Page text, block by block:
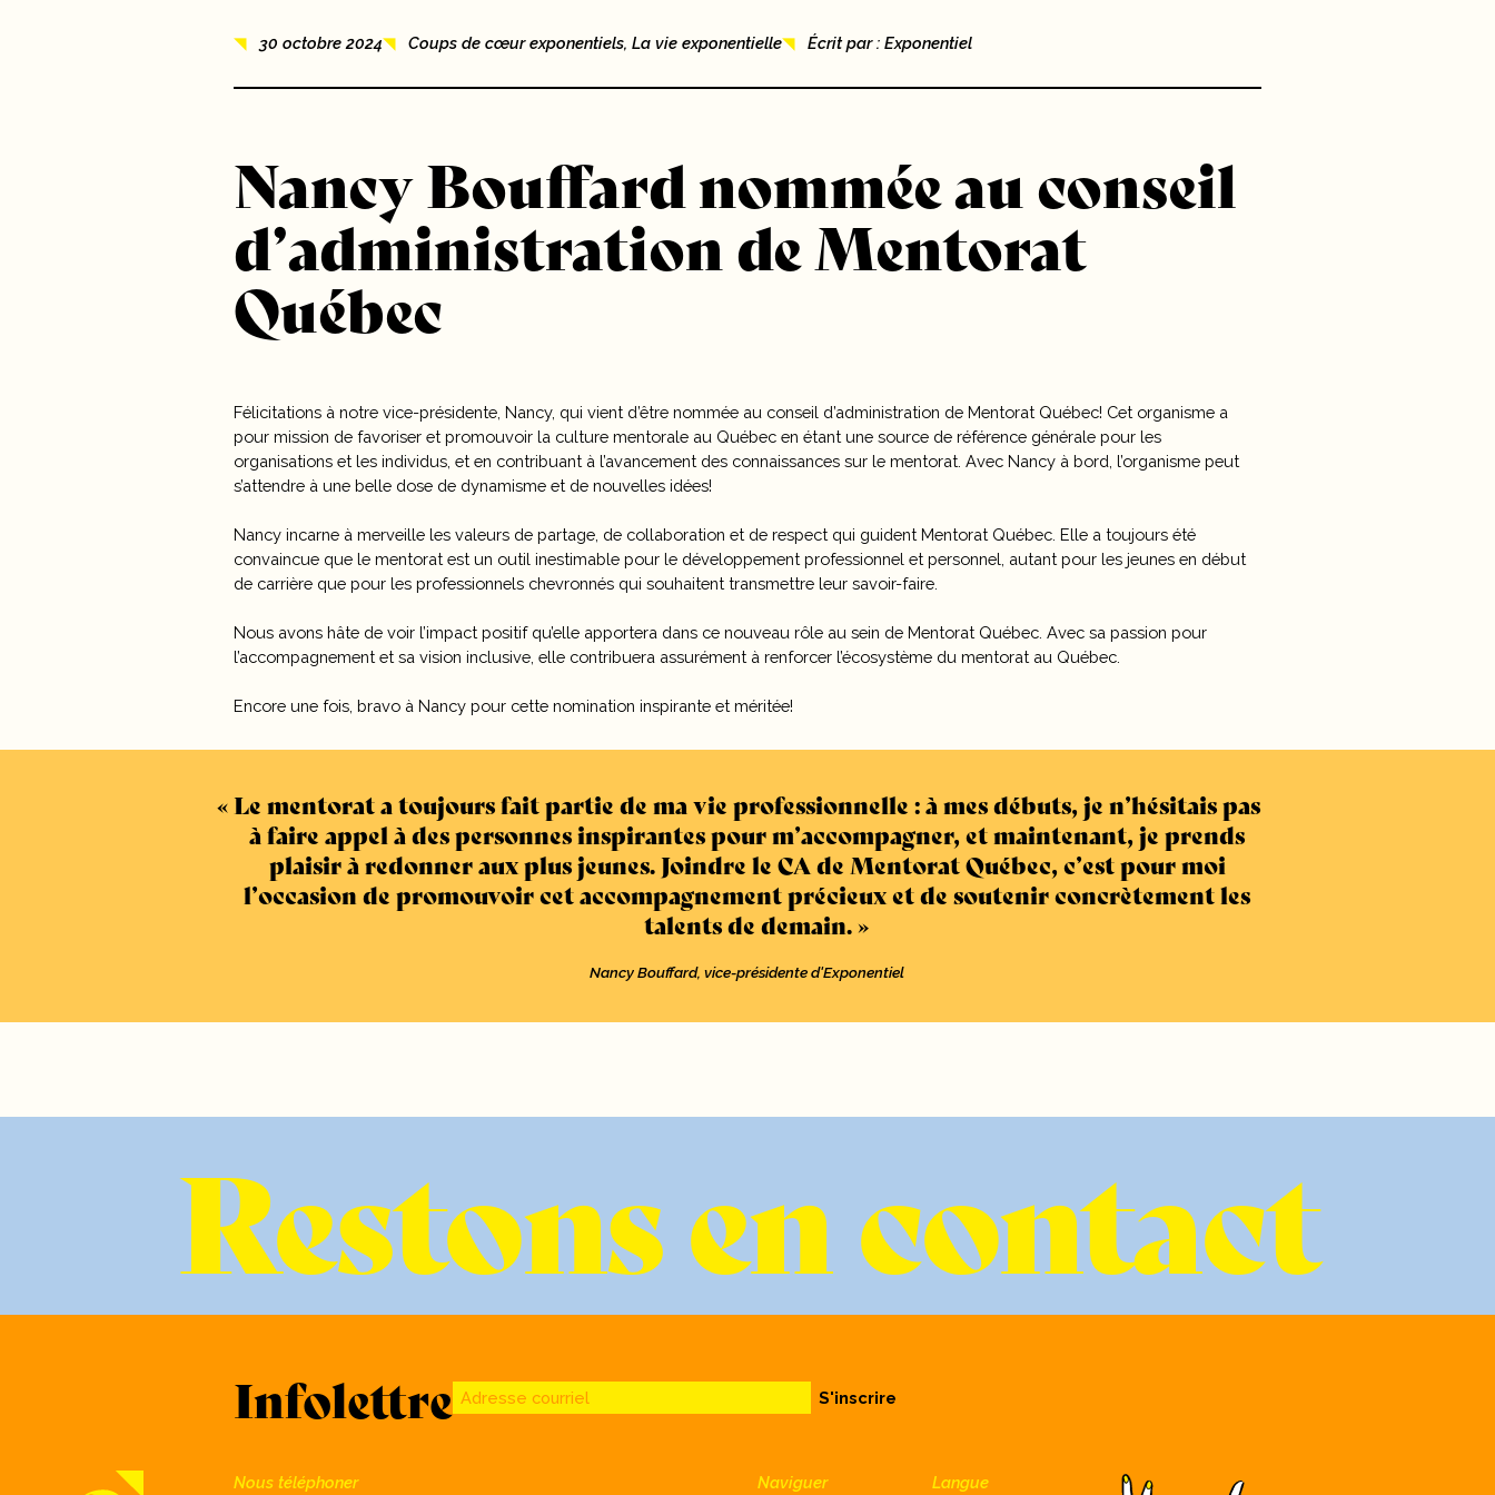
Nouvelles
10 ans
Carrières
Contact
30 octobre 2024 Coups de cœur exponentiels, La vie exponentielle Écrit par : Exponentiel
Nancy Bouffard nommée au conseil
d’administration de Mentorat
Québec
Félicitations à notre vice-présidente, Nancy, qui vient d’être nommée au conseil d’administration de Mentorat Québec! Cet organisme a
pour mission de favoriser et promouvoir la culture mentorale au Québec en étant une source de référence générale pour les
organisations et les individus, et en contribuant à l’avancement des connaissances sur le mentorat. Avec Nancy à bord, l’organisme peut
s’attendre à une belle dose de dynamisme et de nouvelles idées!
Nancy incarne à merveille les valeurs de partage, de collaboration et de respect qui guident Mentorat Québec. Elle a toujours été
convaincue que le mentorat est un outil inestimable pour le développement professionnel et personnel, autant pour les jeunes en début
de carrière que pour les professionnels chevronnés qui souhaitent transmettre leur savoir-faire.
Nous avons hâte de voir l’impact positif qu’elle apportera dans ce nouveau rôle au sein de Mentorat Québec. Avec sa passion pour
l’accompagnement et sa vision inclusive, elle contribuera assurément à renforcer l’écosystème du mentorat au Québec.
Encore une fois, bravo à Nancy pour cette nomination inspirante et méritée!
Le mentorat a toujours fait partie de ma vie professionnelle : à mes débuts, je n’hésitais pas
à faire appel à des personnes inspirantes pour m’accompagner, et maintenant, je prends
plaisir à redonner aux plus jeunes. Joindre le CA de Mentorat Québec, c’est pour moi
l’occasion de promouvoir cet accompagnement précieux et de soutenir concrètement les
talents de demain.
Nancy Bouffard, vice-présidente d'Exponentiel
Restons en contact
Infolettre Adresse courriel S'inscrire
Nous téléphoner Naviguer Langue